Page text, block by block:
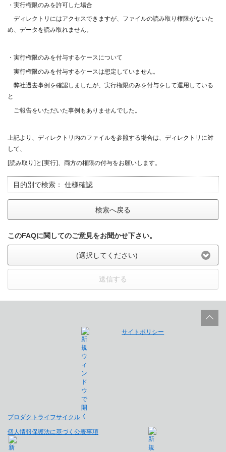
・実行権限のみを許可した場合
ディレクトリにはアクセスできますが、ファイルの読み取り権限がないた
め、データを読み取れません。
・実行権限のみを付与するケースについて
実行権限のみを付与するケースは想定していません。
弊社過去事例を確認しましたが、実行権限のみを付与をして運用している
と
ご報告をいただいた事例もありませんでした。
上記より、ディレクトリ内のファイルを参照する場合は、ディレクトリに対
して、
[読み取り ] と [実行]、両方の権限の付与をお願いします。
目的別で検索： 仕様確認
検索へ戻る
このFAQに関してのご意見をお聞かせ下さい。
(選択してください)
送信する
プロダクトライフサイクル
サイトポリシー
個人情報保護法に基づく公表事項